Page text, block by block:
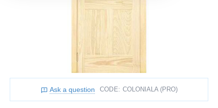
Ask a question CODE: COLONIALA (PRO)